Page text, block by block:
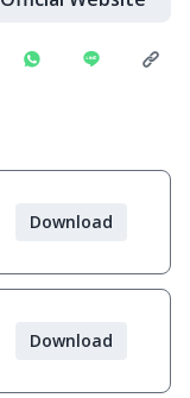
Download
Download